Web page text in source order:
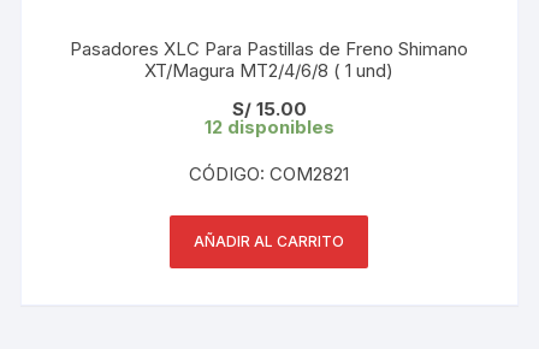
Pasadores XLC Para Pastillas de Freno Shimano
XT/Magura MT2/4/6/8 ( 1 und)
S/15.00
12 disponibles
CÓDIGO: COM2821
AÑADIR AL CARRITO